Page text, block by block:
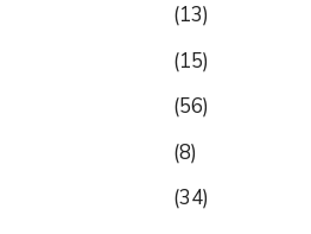
(13)
(15)
(56)
(8)
(34)